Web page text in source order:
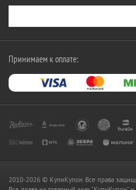
Принимаем к оплате:
2010-2026 © КупиКупон. Все права